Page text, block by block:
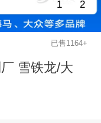
1 2
已售1164+
雪铁龙/大